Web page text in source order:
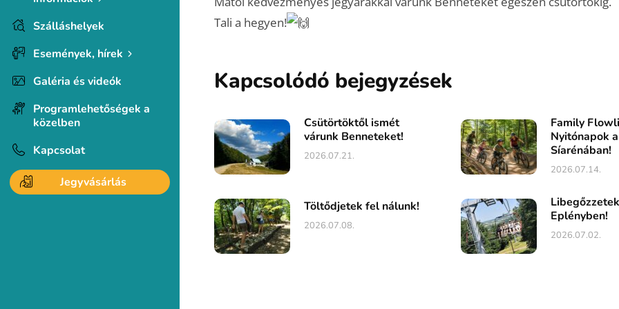
Szálláshelyek
Események, hírek
Galéria és videók
Programlehetőségek a
közelben
Kapcsolat
Jegyvásárlás
Tali a hegyen!
Kapcsolódó bejegyzések
Csütörtöktől ismét
várunk Benneteket!
2026.07.21.
Family
Nyitónapok a
Síarénában!
2026.07.14.
Töltődjetek fel nálunk!
2026.07.08.
Libegőzzetek
Eplényben!
2026.07.02.